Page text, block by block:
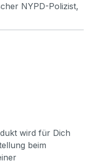
NYPD-Polizist,
wird für Dich
beim